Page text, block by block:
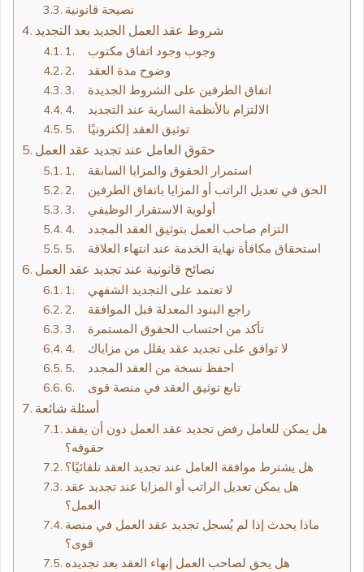
نصيحة قانونية
شروط عقد العمل الجديد بعد التجديد
1. وجوب وجود اتفاق مكتوب
2. وضوح مدة العقد
3. اتفاق الطرفين على الشروط الجديدة
4. الالتزام بالأنظمة السارية عند التجديد
5. توثيق العقد إلكترونيًا
حقوق العامل عند تجديد عقد العمل
1. استمرار الحقوق والمزايا السابقة
2. الحق في تعديل الراتب أو المزايا باتفاق الطرفين
3. أولوية الاستقرار الوظيفي
4. التزام صاحب العمل بتوثيق العقد المجدد
5. استحقاق مكافأة نهاية الخدمة عند انتهاء العلاقة
نصائح قانونية عند تجديد عقد العمل
1. لا تعتمد على التجديد الشفهي
2. راجع البنود المعدلة قبل الموافقة
3. تأكد من احتساب الحقوق المستمرة
4. لا توافق على تجديد عقد يقلل من مزاياك
5. احفظ نسخة من العقد المجدد
6. تابع توثيق العقد في منصة قوى
أسئلة شائعة
هل يمكن للعامل رفض تجديد عقد العمل دون أن يفقد
حقوقه؟
هل يشترط موافقة العامل عند تجديد العقد تلقائيًا؟
هل يمكن تعديل الراتب أو المزايا عند تجديد عقد
العمل؟
ماذا يحدث إذا لم يُسجل تجديد عقد العمل في منصة
قوى؟
هل يحق لصاحب العمل إنهاء العقد بعد تجديده